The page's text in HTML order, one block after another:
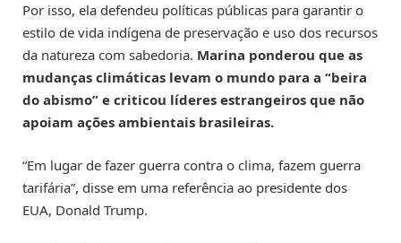
Por isso, ela defendeu políticas públicas para garantir o
estilo de vida indígena de preservação e uso dos recursos
da natureza com sabedoria. Marina ponderou que as
mudanças climáticas levam o mundo para a “beira
do abismo” e criticou líderes estrangeiros que não
apoiam ações ambientais brasileiras.
“Em lugar de fazer guerra contra o clima, fazem guerra
tarifária”, disse em uma referência ao presidente dos
EUA, Donald Trump.